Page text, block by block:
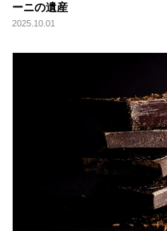
ーニの遺産
2025.10.01